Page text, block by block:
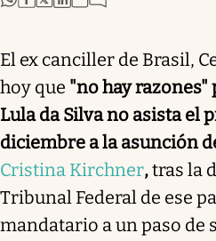
El ex canciller de Brasil,
hoy que "no hay razones"
Lula da Silva no asista el
diciembre a la asunción
Cristina Kirchner,tras la
Tribunal Federal de ese
mandatario a un paso de